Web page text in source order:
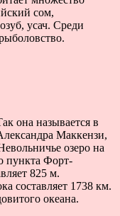
сом,
усач. Среди
она называется в
Маккензи,
озеро на
пункта Форт-
825 м.
составляет 1738 км.
океана.